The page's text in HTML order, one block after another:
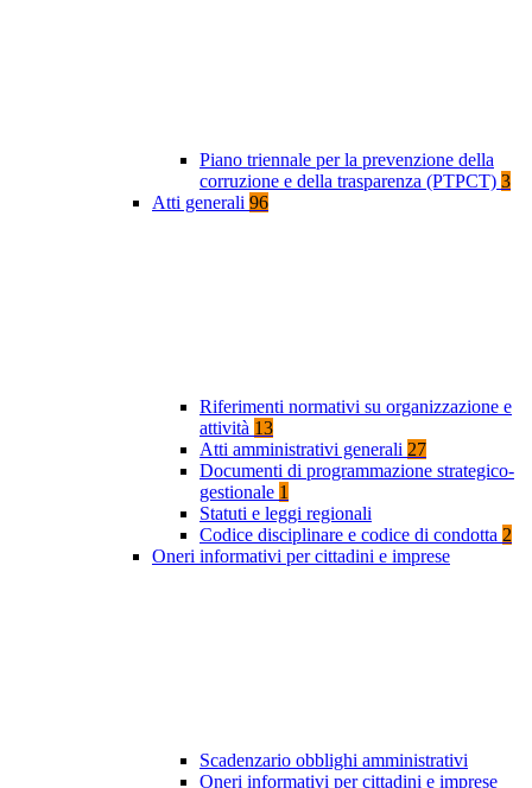
Piano triennale per la prevenzione della
corruzione e della trasparenza (PTPCT) 3
Atti generali 96
Riferimenti normativi su organizzazione e
attività 13
Atti amministrativi generali 27
Documenti di programmazione strategico-
gestionale 1
Statuti e leggi regionali
Codice disciplinare e codice di condotta 2
Oneri informativi per cittadini e imprese
Scadenzario obblighi amministrativi
Oneri informativi per cittadini e imprese